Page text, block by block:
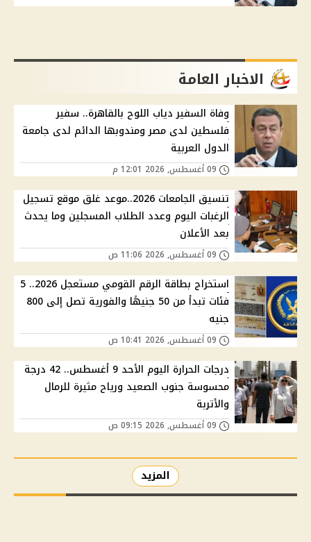
الاخبار العامة
وفاة السفير دياب اللوح بالقاهرة.. سفير
فلسطين لدى مصر ومندوبها الدائم لدى جامعة
الدول العربية
تنسيق الجامعات 2026..موعد غلق موقع تسجيل
الرغبات اليوم وعدد الطلاب المسجلين وما يحدث
بعد الأعلان
استخراج بطاقة الرقم القومي مستعجل 2026.. 5
فئات تبدأ من 50 جنيهًا والفورية تصل إلى 800
جنيه
درجات الحرارة اليوم الأحد 9 أغسطس.. 42 درجة
محسوسة جنوب الصعيد ورياح مثيرة للرمال
والأتربة
المزيد